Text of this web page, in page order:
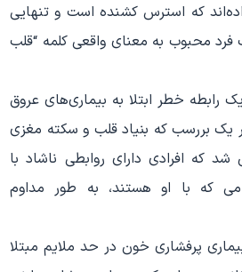
که استرس کشنده است و تنهایی
محبوب به معنای واقعی کلمه “قلب
رابطه خطر ابتلا به بیماری‌های عروق
یک بررسب که بنیاد قلب و سکته مغزی
که افرادی دارای روابطی ناشاد با
که با او هستند، به طور مداوم
پرفشاری خون در حد ملایم مبتلا